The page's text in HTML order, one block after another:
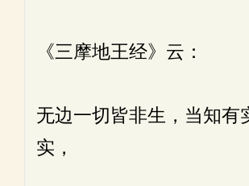
《三摩地王经》云：
无边一切皆非生，当知有
实，